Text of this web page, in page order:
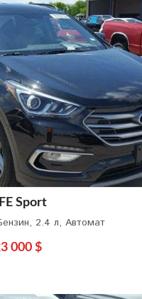
Sport
2.4 л, Автомат
000 $